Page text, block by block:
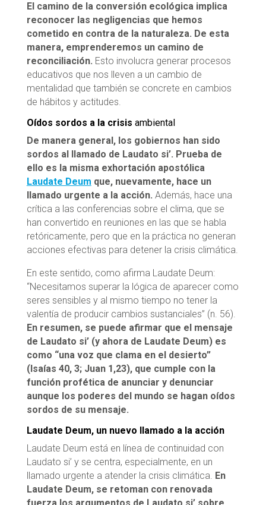
El camino de la conversión ecológica implica
reconocer las negligencias que hemos
cometido en contra de la naturaleza. De esta
manera, emprenderemos un camino de
reconciliación. Esto involucra generar procesos
educativos que nos lleven a un cambio de
mentalidad que también se concrete en cambios
de hábitos y actitudes.
Oídos sordos a la crisis ambiental
De manera general, los gobiernos han sido
sordos al llamado de Laudato si’. Prueba de
ello es la misma exhortación apostólica
Laudate Deum que, nuevamente, hace un
llamado urgente a la acción. Además, hace una
crítica a las conferencias sobre el clima, que se
han convertido en reuniones en las que se habla
retóricamente, pero que en la práctica no generan
acciones efectivas para detener la crisis climática.
En este sentido, como afirma Laudate Deum:
“Necesitamos superar la lógica de aparecer como
seres sensibles y al mismo tiempo no tener la
valentía de producir cambios sustanciales” (n. 56).
En resumen, se puede afirmar que el mensaje
de Laudato si’ (y ahora de Laudate Deum) es
como “una voz que clama en el desierto”
(Isaías 40, 3; Juan 1,23), que cumple con la
función profética de anunciar y denunciar
aunque los poderes del mundo se hagan oídos
sordos de su mensaje.
Laudate Deum, un nuevo llamado a la acción
Laudate Deum está en línea de continuidad con
Laudato si’ y se centra, especialmente, en un
llamado urgente a atender la crisis climática. En
Laudate Deum, se retoman con renovada